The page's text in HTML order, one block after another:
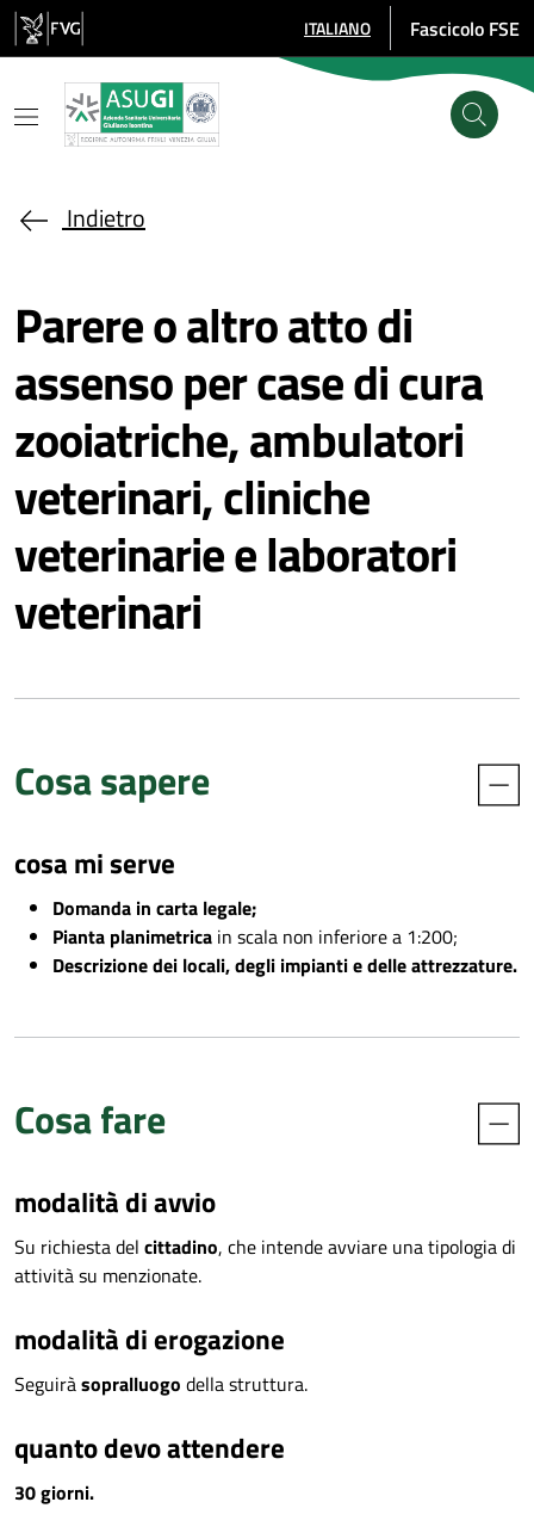
Salta al contenuto principale
SELEZIONE LINGUA: LINGUA
ITALIANO Fascicolo FSE
Indietro
Parere o altro atto di
assenso per case di cura
zooiatriche, ambulatori
veterinari, cliniche
veterinarie e laboratori
veterinari
Cosa sapere
cosa mi serve
Domanda in carta legale;
Pianta planimetrica in scala non inferiore a 1:200;
Descrizione dei locali, degli impianti e delle attrezzature.
Cosa fare
modalità di avvio
Su richiesta del cittadino, che intende avviare una tipologia di
attività su menzionate.
modalità di erogazione
Seguiràsopralluogo della struttura.
quanto devo attendere
30 giorni.